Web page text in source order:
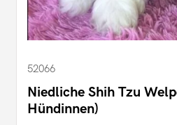
52066
Niedliche Shih Tzu
Hündinnen)